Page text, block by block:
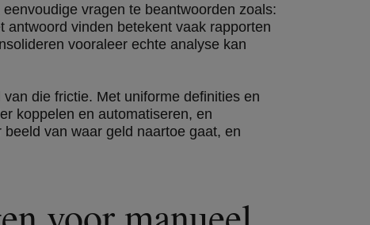
vragen te beantwoorden zoals:
antwoord vinden betekent vaak rapporten
vooraleer echte analyse kan
die frictie. Met uniforme definities en
koppelen en automatiseren, en
van waar geld naartoe gaat, en